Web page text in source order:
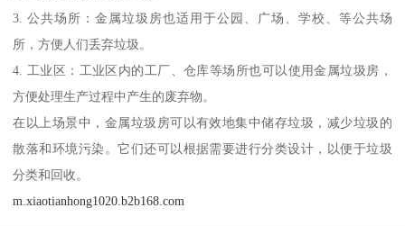
3. 公共场所：金属垃圾房也适用于公园、广场、学校、等公共场
所，方便人们丢弃垃圾。
4. 工业区：工业区内的工厂、仓库等场所也可以使用金属垃圾房，
方便处理生产过程中产生的废弃物。
在以上场景中，金属垃圾房可以有效地集中储存垃圾，减少垃圾的
散落和环境污染。它们还可以根据需要进行分类设计，以便于垃圾
分类和回收。
m.xiaotianhong1020.b2b168.com